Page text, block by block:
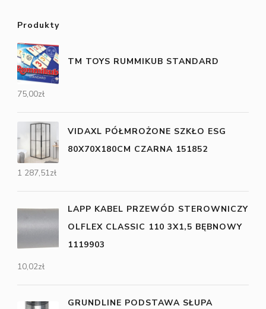
Produkty
TM TOYS RUMMIKUB STANDARD
75,00zł
VIDAXL PÓŁMROŻONE SZKŁO ESG
80X70X180CM CZARNA 151852
1 287,51zł
LAPP KABEL PRZEWÓD STEROWNICZY
OLFLEX CLASSIC 110 3X1,5 BĘBNOWY
1119903
10,02zł
GRUNDLINE PODSTAWA SŁUPA